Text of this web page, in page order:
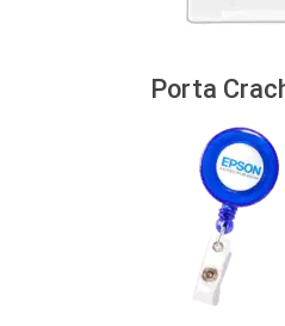
Porta